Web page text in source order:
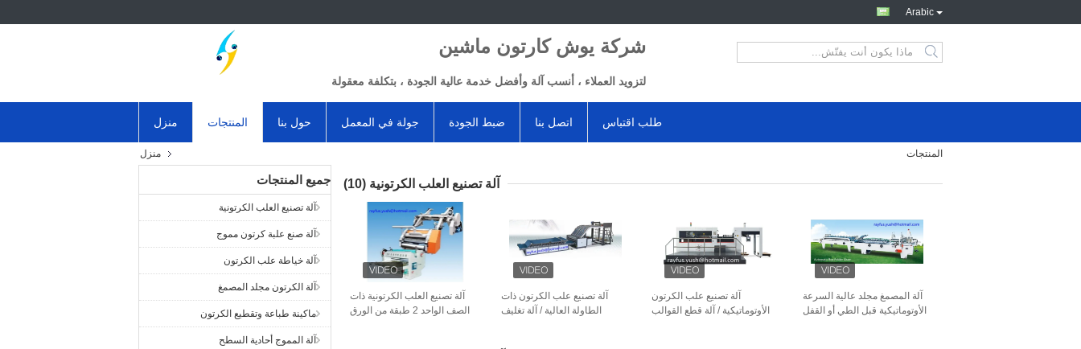
Arabic
شركة يوش كارتون ماشين
لتزويد العملاء ، أنسب آلة وأفضل خدمة عالية الجودة ، بتكلفة معقولة
منزل المنتجات حول بنا جولة في المعمل ضبط الجودة اتصل بنا طلب اقتباس
منزل المنتجات
جميع المنتجات
آلة تصنيع العلب الكرتونية
آلة صنع علبة كرتون مموج
آلة خياطة علب الكرتون
آلة الكرتون مجلد المصمغ
ماكينة طباعة وتقطيع الكرتون
آلة المموج أحادية السطح
آلة تصنيع العلب الكرتونية (10)
آلة تصنيع العلب الكرتونية ذات
الصف الواحد 2 طبقة من الورق
آلة تصنيع علب الكرتون ذات
الطاولة العالية / آلة تغليف
آلة تصنيع علب الكرتون
الأوتوماتيكية / آلة قطع القوالب
آلة المصمغ مجلد عالية السرعة
الأوتوماتيكية قبل الطي أو القفل